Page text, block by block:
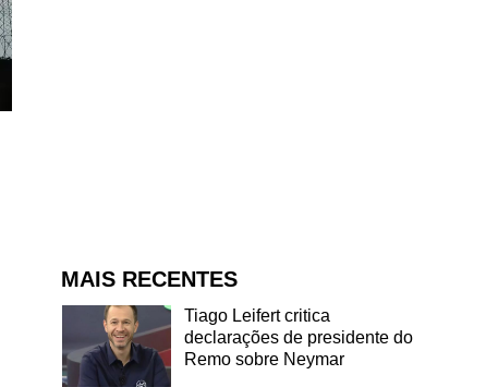
MAIS RECENTES
Tiago Leifert critica
declarações de presidente do
Remo sobre Neymar